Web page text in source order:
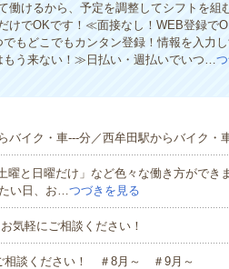
働けるから、予定を調整してシフトを組
けでOKです！≪面接なし！WEB登録で
もどこでもカンタン登録！情報を入力
もう来ない！≫日払い・週払いでいつ…
バイク・車---分／西牟田駅からバイク・
と日曜だけ」など色々な働き方ができま
い日、お…つづきを見る
気軽にご相談ください！
相談ください！ ＃8月～ ＃9月～